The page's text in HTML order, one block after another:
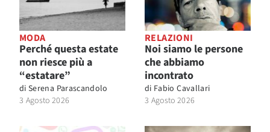
MODA
Perché questa estate
non riesce più a
“estatare”
di Serena Parascandolo
3 Agosto 2026
RELAZIONI
Noi siamo le persone
che abbiamo
incontrato
di Fabio Cavallari
3 Agosto 2026